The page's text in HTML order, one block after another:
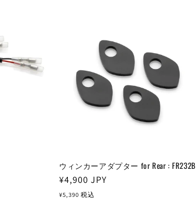
ウィンカーアダプター for Rear : FR232B
通
常
¥4,900 JPY
¥5,390 税込